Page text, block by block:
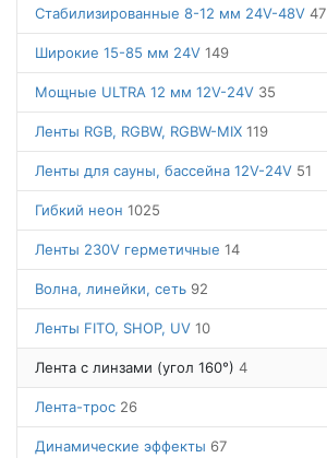
Стабилизированные 8-12 мм 24V-48V 47
Широкие 15-85 мм 24V 149
Мощные ULTRA 12 мм 12V-24V 35
Ленты RGB, RGBW, RGBW-MIX 119
Ленты для сауны, бассейна 12V-24V 51
Гибкий неон 1025
Ленты 230V герметичные 14
Волна, линейки, сеть 92
Ленты FITO, SHOP, UV 10
Лента с линзами (угол 160°) 4
Лента-трос 26
Динамические эффекты 67